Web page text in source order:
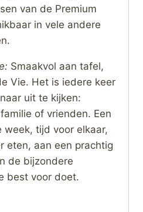
van de Premium
in vele andere
Smaakvol aan tafel,
Vie. Het is iedere keer
uit te kijken:
of vrienden. Een
week, tijd voor elkaar,
eten, aan een prachtig
de bijzondere
best voor doet.